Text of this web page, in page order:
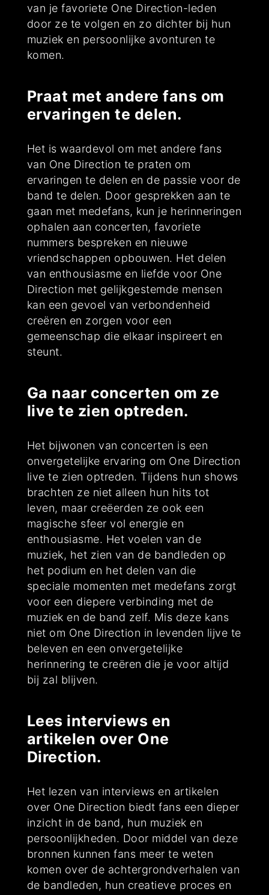
van je favoriete One Direction-leden
door ze te volgen en zo dichter bij hun
muziek en persoonlijke avonturen te
komen.
Praat met andere fans om
ervaringen te delen.
Het is waardevol om met andere fans
van One Direction te praten om
ervaringen te delen en de passie voor de
band te delen. Door gesprekken aan te
gaan met medefans, kun je herinneringen
ophalen aan concerten, favoriete
nummers bespreken en nieuwe
vriendschappen opbouwen. Het delen
van enthousiasme en liefde voor One
Direction met gelijkgestemde mensen
kan een gevoel van verbondenheid
creëren en zorgen voor een
gemeenschap die elkaar inspireert en
steunt.
Ga naar concerten om ze
live te zien optreden.
Het bijwonen van concerten is een
onvergetelijke ervaring om One Direction
live te zien optreden. Tijdens hun shows
brachten ze niet alleen hun hits tot
leven, maar creëerden ze ook een
magische sfeer vol energie en
enthousiasme. Het voelen van de
muziek, het zien van de bandleden op
het podium en het delen van die
speciale momenten met medefans zorgt
voor een diepere verbinding met de
muziek en de band zelf. Mis deze kans
niet om One Direction in levenden lijve te
beleven en een onvergetelijke
herinnering te creëren die je voor altijd
bij zal blijven.
Lees interviews en
artikelen over One
Direction.
Het lezen van interviews en artikelen
over One Direction biedt fans een dieper
inzicht in de band, hun muziek en
persoonlijkheden. Door middel van deze
bronnen kunnen fans meer te weten
komen over de achtergrondverhalen van
de bandleden, hun creatieve proces en